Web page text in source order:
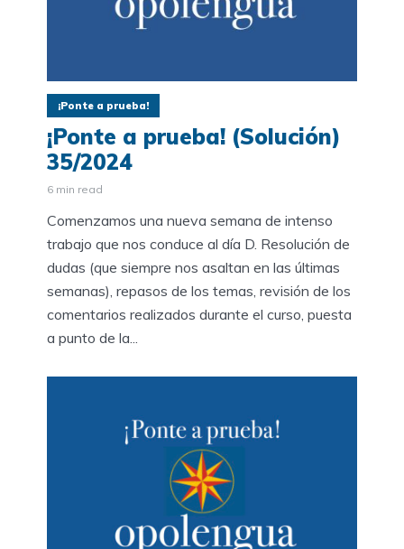
¡Ponte a prueba!
¡Ponte a prueba! (Solución)
35/2024
6 min read
Comenzamos una nueva semana de intenso
trabajo que nos conduce al día D. Resolución de
dudas (que siempre nos asaltan en las últimas
semanas), repasos de los temas, revisión de los
comentarios realizados durante el curso, puesta
a punto de la...